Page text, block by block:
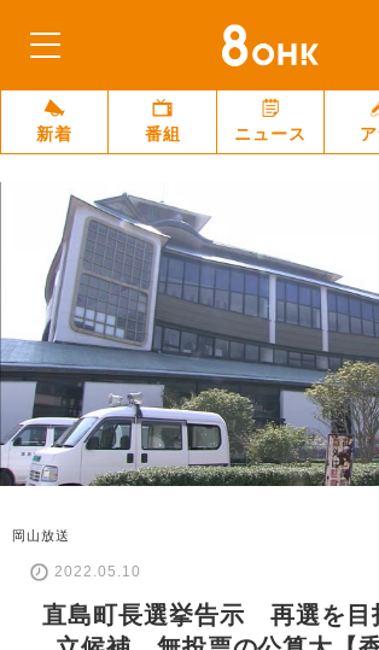
新着 番組 ニュース
岡山放送
2022.05.10
直島町長選挙告示 再選を目